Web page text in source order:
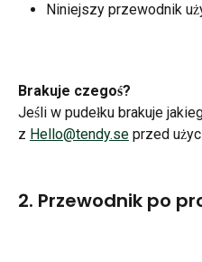
Niniejszy przewodnik
Brakuje czegoś?
Jeśli w pudełku brakuje
z Hello@tendy.se przed
2. Przewodnik po